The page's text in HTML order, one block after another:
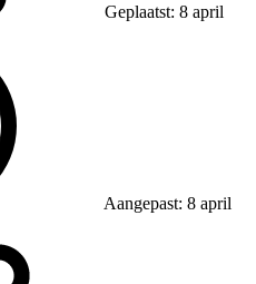
Geplaatst: 8 april
Aangepast: 8 april